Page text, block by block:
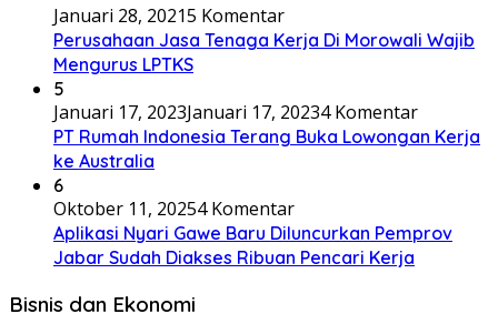
Januari 28, 20215 Komentar
Perusahaan Jasa Tenaga Kerja Di Morowali Wajib
Mengurus LPTKS
5
Januari 17, 2023Januari 17, 20234 Komentar
PT Rumah Indonesia Terang Buka Lowongan Kerja
ke Australia
6
Oktober 11, 20254 Komentar
Aplikasi Nyari Gawe Baru Diluncurkan Pemprov
Jabar Sudah Diakses Ribuan Pencari Kerja
Bisnis dan Ekonomi